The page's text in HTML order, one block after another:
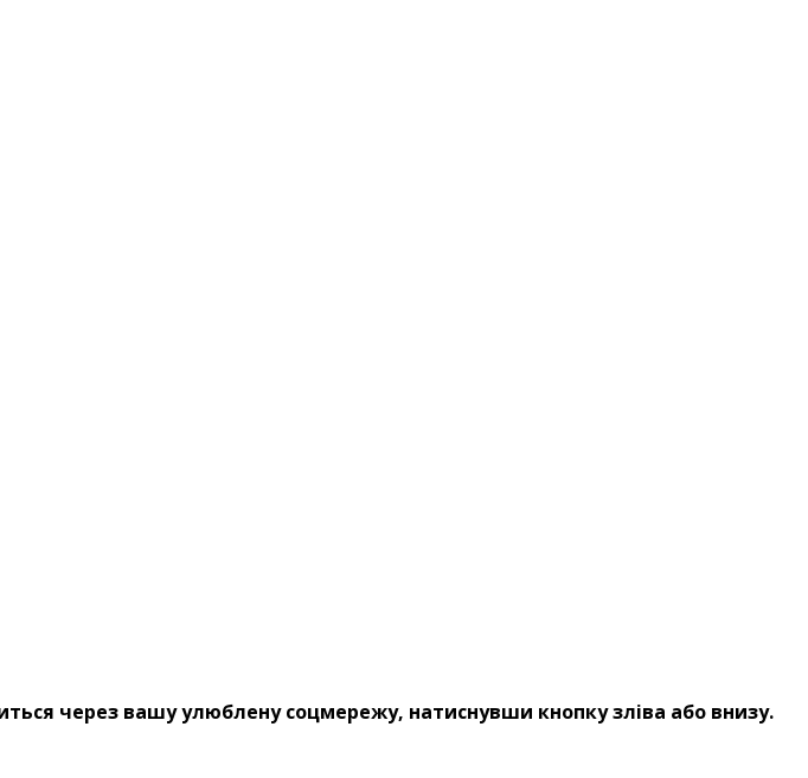
через вашу улюблену соцмережу, натиснувши кнопку зліва або внизу.